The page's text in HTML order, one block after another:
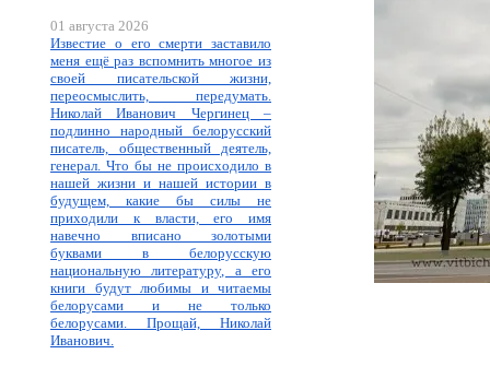
01 августа 2026
Известие о его смерти заставило
меня ещё раз вспомнить многое из
своей писательской жизни,
переосмыслить, передумать.
Николай Иванович Чергинец –
подлинно народный белорусский
писатель, общественный деятель,
генерал. Что бы не происходило в
нашей жизни и нашей истории в
будущем, какие бы силы не
приходили к власти, его имя
навечно вписано золотыми
буквами в белорусскую
национальную литературу, а его
книги будут любимы и читаемы
белорусами и не только
белорусами. Прощай, Николай
Иванович.